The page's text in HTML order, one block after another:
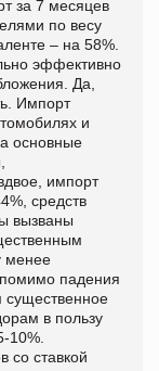
за 7 месяцев
по весу
– на 58%.
эффективно
Да,
Импорт
и
основные
импорт
средств
вызваны
менее
падения
в пользу
10%.
со ставкой